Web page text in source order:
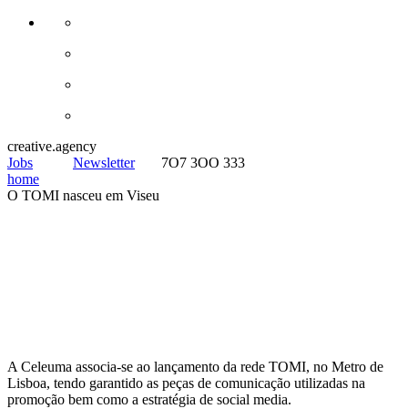
creative.agency
Jobs
Newsletter
7O7 3OO 333
home
O TOMI nasceu em Viseu
A Celeuma associa-se ao lançamento da rede TOMI, no Metro de
Lisboa, tendo garantido as peças de comunicação utilizadas na
promoção bem como a estratégia de social media.